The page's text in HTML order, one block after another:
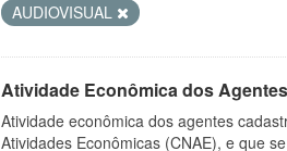
AUDIOVISUAL
Atividade Econômica dos
Atividade econômica dos agentes
Atividades Econômicas (CNAE), e que